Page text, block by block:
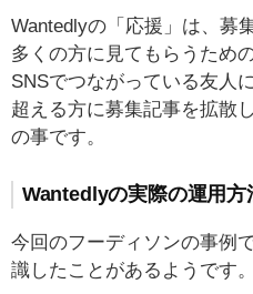
Wantedlyの「応援」は、募
多くの方に見てもらうため
SNSでつながっている友人
超える方に募集記事を拡散
の事です。
Wantedlyの実際の運用方
今回のフーディソンの事例
識したことがあるようです。